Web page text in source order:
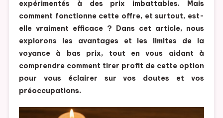
Rapides
expérimentés à des prix imbattables. Mais
comment fonctionne cette offre, et surtout, est-
elle vraiment efficace ? Dans cet article, nous
explorons les avantages et les limites de la
voyance à bas prix, tout en vous aidant à
comprendre comment tirer profit de cette option
pour vous éclairer sur vos doutes et vos
préoccupations.